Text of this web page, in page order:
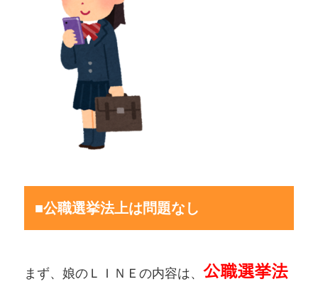
■公職選挙法上は問題なし
まず、娘のＬＩＮＥの内容は、 公職選挙法